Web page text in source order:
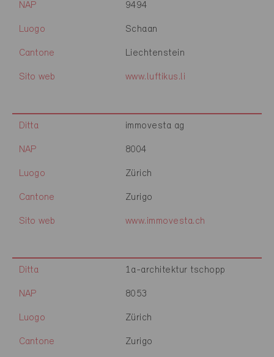
NAP 9494
Luogo Schaan
Cantone Liechtenstein
Sito web www.luftikus.li
Ditta immovesta ag
NAP 8004
Luogo Zürich
Cantone Zurigo
Sito web www.immovesta.ch
Ditta 1a-architektur tschopp
NAP 8053
Luogo Zürich
Cantone Zurigo